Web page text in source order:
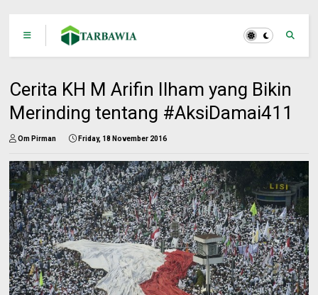
Cerita KH M Arifin Ilham yang Bikin
Merinding tentang #AksiDamai411
Om Pirman Friday, 18 November 2016